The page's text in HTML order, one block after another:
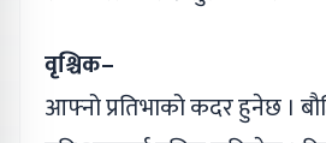
वृश्चिक–
आफ्नो प्रतिभाको कदर हुनेछ ।